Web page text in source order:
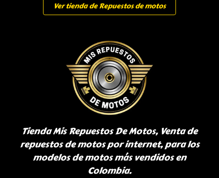
Ver tienda de Repuestos de motos
Tienda Mis Repuestos De Motos, Venta de
repuestos de motos por internet, para los
modelos de motos más vendidos en
Colombia.